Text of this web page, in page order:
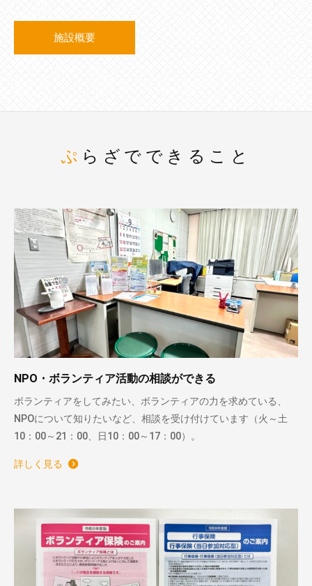
施設概要
ぷらざでできること
NPO・ボランティア活動の相談ができる
ボランティアをしてみたい、ボランティアの力を求めている、
NPOについて知りたいなど、相談を受け付けています（火～土
10：00～21：00、日10：00～17：00）。
詳しく見る